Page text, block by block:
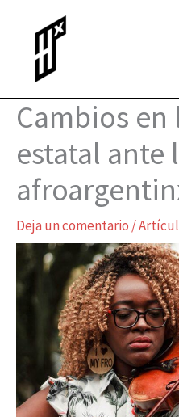
contenido
Cambios en
estatal ante
Deja un comentario /